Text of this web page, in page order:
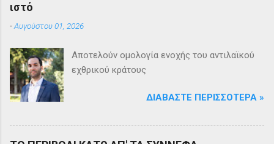
ιστό
-Αυγούστου 01, 2026
Αποτελούν ομολογία ενοχής του αντιλαϊκού
εχθρικού κράτους
ΔΙΑΒΆΣΤΕ ΠΕΡΙΣΣΌΤΕΡΑ »